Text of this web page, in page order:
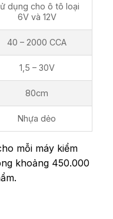
dụng cho ô tô loại
6V và 12V
40 – 2000 CCA
1,5 – 30V
80cm
Nhựa dẻo
mỗi máy kiểm
khoảng 450.000